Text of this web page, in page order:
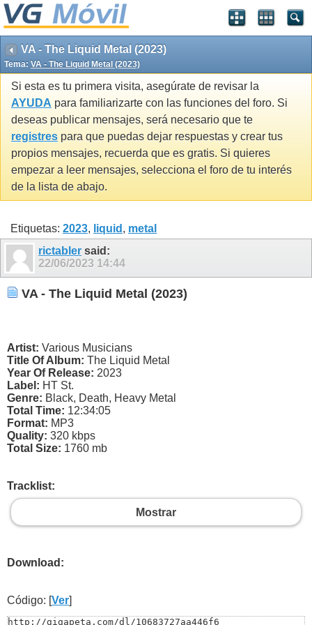
VA - The Liquid Metal (2023)
Tema: VA - The Liquid Metal (2023)
Si esta es tu primera visita, asegúrate de revisar la
AYUDA para familiarizarte con las funciones del foro. Si
deseas publicar mensajes, será necesario que te
registres para que puedas dejar respuestas y crear tus
propios mensajes, recuerda que es gratis. Si quieres
empezar a leer mensajes, selecciona el foro de tu interés
de la lista de abajo.
Etiquetas: 2023, liquid , metal
rictabler said:
22/06/2023 14:44
VA - The Liquid Metal (2023)
Artist: Various Musicians
Title Of Album: The Liquid Metal
Year Of Release: 2023
Label: HT St.
Genre: Black, Death, Heavy Metal
Total Time: 12:34:05
Format: MP3
Quality: 320 kbps
Total Size: 1760 mb
Tracklist:
Mostrar
Download:
Código: [Ver]
http://gigapeta.com/dl/10683727aa446f6